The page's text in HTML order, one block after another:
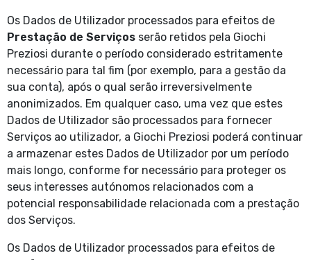
Os Dados de Utilizador processados para efeitos de
Prestação de Serviços serão retidos pela Giochi
Preziosi durante o período considerado estritamente
necessário para tal fim (por exemplo, para a gestão da
sua conta), após o qual serão irreversivelmente
anonimizados. Em qualquer caso, uma vez que estes
Dados de Utilizador são processados para fornecer
Serviços ao utilizador, a Giochi Preziosi poderá continuar
a armazenar estes Dados de Utilizador por um período
mais longo, conforme for necessário para proteger os
seus interesses autónomos relacionados com a
potencial responsabilidade relacionada com a prestação
dos Serviços.
Os Dados de Utilizador processados para efeitos de